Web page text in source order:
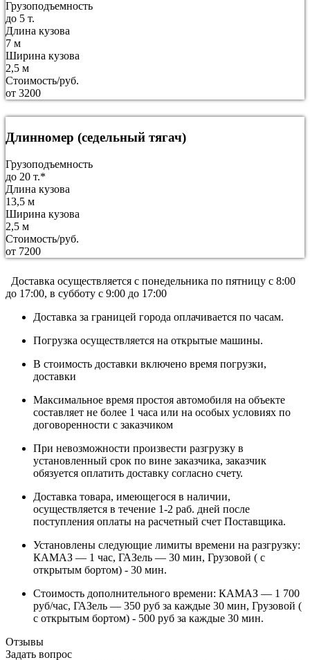
Грузоподъемность
до 5 т.
Длина кузова
7 м
Ширина кузова
2,5 м
Стоимость/руб.
от 3200
Длинномер (седельный тягач)
Грузоподъемность
до 20 т.*
Длина кузова
13,5 м
Ширина кузова
2,5 м
Стоимость/руб.
от 7200
Доставка осуществляется c понедельника по пятницу с 8:00
до 17:00, в субботу с 9:00 до 17:00
Доставка за границей города оплачивается по часам.
Погрузка осуществляется на открытые машины.
В стоимость доставки включено время погрузки,
доставки
Максимальное время простоя автомобиля на объекте
составляет не более 1 часа или на особых условиях по
договоренности с заказчиком
При невозможности произвести разгрузку в
установленный срок по вине заказчика, заказчик
обязуется оплатить доставку согласно счету.
Доставка товара, имеющегося в наличии,
осуществляется в течение 1-2 раб. дней после
поступления оплаты на расчетный счет Поставщика.
Установлены следующие лимиты времени на разгрузку:
КАМАЗ — 1 час, ГАЗель — 30 мин, Грузовой ( с
открытым бортом) - 30 мин.
Стоимость дополнительного времени: КАМАЗ — 1 700
руб/час, ГАЗель — 350 руб за каждые 30 мин, Грузовой (
с открытым бортом) - 500 руб за каждые 30 мин.
Отзывы
Задать вопрос